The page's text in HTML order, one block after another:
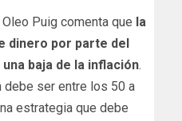
Oleo Puig comenta que la
dinero por parte del
baja de la inflación.
debe ser entre los 50 a
estrategia que debe